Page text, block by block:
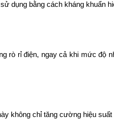
dụng bằng cách kháng khuẩn
rò rỉ điện, ngay cả khi mức độ
không chỉ tăng cường hiệu